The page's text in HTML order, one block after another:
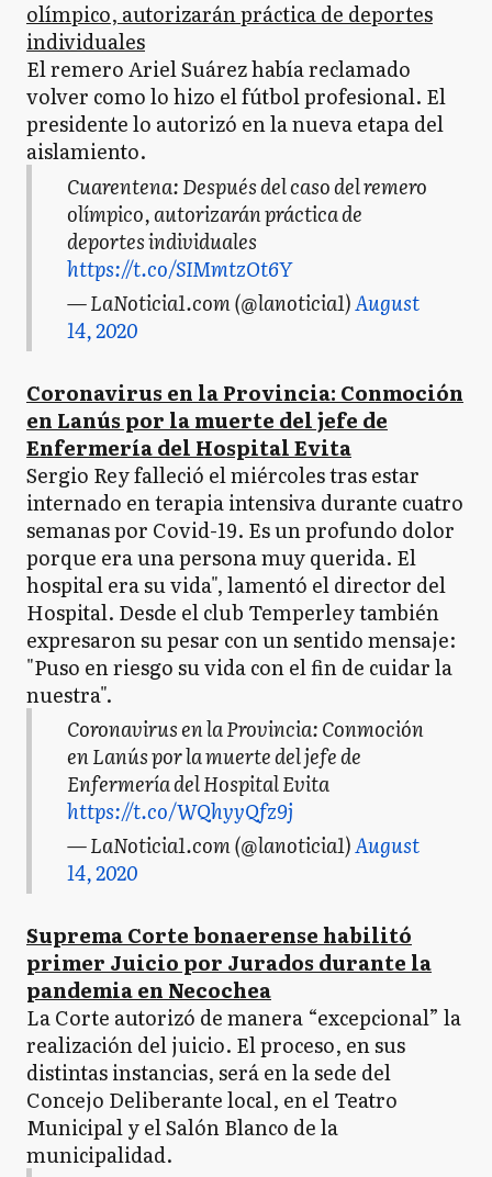
olímpico, autorizarán práctica de deportes
individuales
El remero Ariel Suárez había reclamado
volver como lo hizo el fútbol profesional. El
presidente lo autorizó en la nueva etapa del
aislamiento.
Cuarentena: Después del caso del remero
olímpico, autorizarán práctica de
deportes individuales
https://t.co/SIMmtzOt6Y
— LaNoticia1.com (@lanoticia1)August
14, 2020
Coronavirus en la Provincia: Conmoción
en Lanús por la muerte del jefe de
Enfermería del Hospital Evita
Sergio Rey falleció el miércoles tras estar
internado en terapia intensiva durante cuatro
semanas por Covid-19. Es un profundo dolor
porque era una persona muy querida. El
hospital era su vida", lamentó el director del
Hospital. Desde el club Temperley también
expresaron su pesar con un sentido mensaje:
"Puso en riesgo su vida con el fin de cuidar la
nuestra".
Coronavirus en la Provincia: Conmoción
en Lanús por la muerte del jefe de
Enfermería del Hospital Evita
https://t.co/WQhyyQfz9j
— LaNoticia1.com (@lanoticia1)August
14, 2020
Suprema Corte bonaerense habilitó
primer Juicio por Jurados durante la
pandemia en Necochea
La Corte autorizó de manera “excepcional” la
realización del juicio. El proceso, en sus
distintas instancias, será en la sede del
Concejo Deliberante local, en el Teatro
Municipal y el Salón Blanco de la
municipalidad.